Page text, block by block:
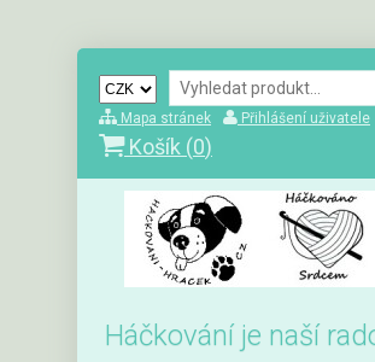
Mapa stránek Přihlášení uživatele
Košík (0)
Háčkování je naší